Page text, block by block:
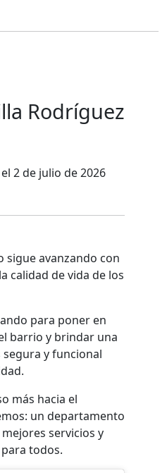
Rodríguez
el 2 de julio de 2026
sigue avanzando con
calidad de vida de los
para poner en
barrio y brindar una
y funcional
más hacia el
un departamento
servicios y
todos.